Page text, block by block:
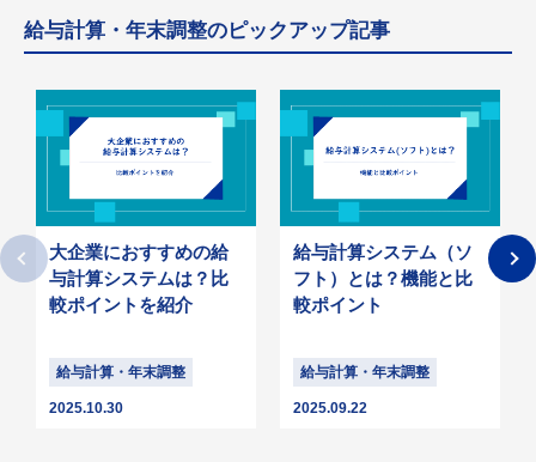
給与計算・年末調整のピックアップ記事
大企業におすすめの給
与計算システムは？比
較ポイントを紹介
給与計算・年末調整
2025.10.30
給与計算システム（ソ
フト）とは？機能と比
較ポイント
給与計算・年末調整
2025.09.22